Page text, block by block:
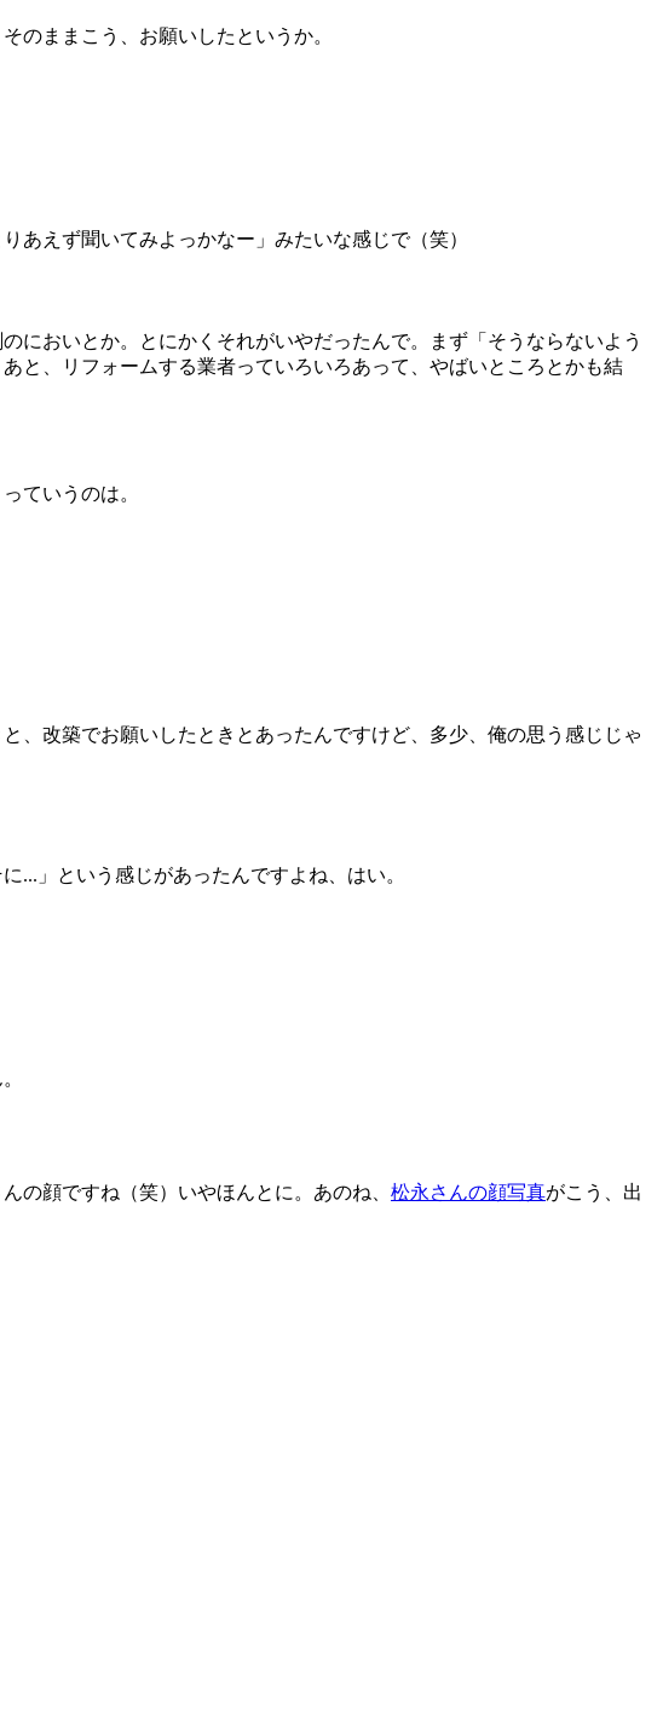
のままこう、お願いしたというか。
あえず聞いてみよっかなー」みたいな感じで（笑）
においとか。とにかくそれがいやだったんで。まず「そうならないよう
と、リフォームする業者っていろいろあって、やばいところとかも結
ていうのは。
、改築でお願いしたときとあったんですけど、多少、俺の思う感じじゃ
...」という感じがあったんですよね、はい。
の顔ですね（笑）いやほんとに。あのね、 松永さんの顔写真がこう、出